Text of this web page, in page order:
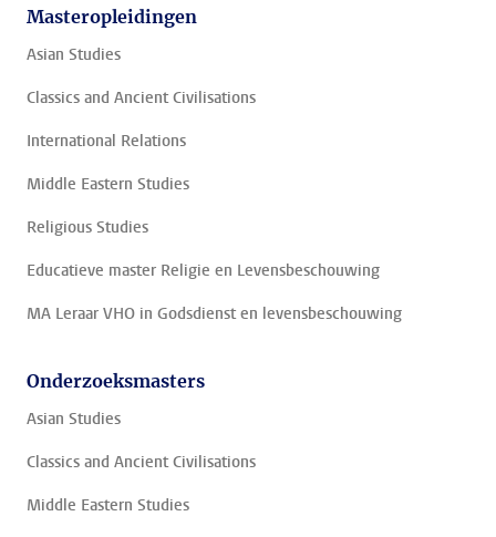
Masteropleidingen
Asian Studies
Classics and Ancient Civilisations
International Relations
Middle Eastern Studies
Religious Studies
Educatieve master Religie en Levensbeschouwing
MA Leraar VHO in Godsdienst en levensbeschouwing
Onderzoeksmasters
Asian Studies
Classics and Ancient Civilisations
Middle Eastern Studies